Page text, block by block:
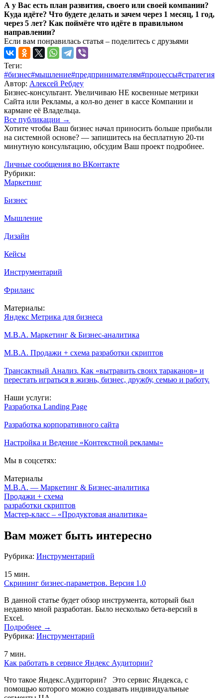
А у Вас есть план развития, своего или своей компании?
Куда идёте? Что будете делать и зачем через 1 месяц, 1 год,
через 5 лет? Как поймёте что идёте в правильном
направлении?
Если вам понравилась статья – поделитесь с друзьями
Теги:
#бизнес#мышление#предпринимателям#процессы#стратегия
Автор: Алексей Ребдеу
Бизнес-консультант. Увеличиваю НЕ косвенные метрики
Сайта или Рекламы, а кол-во денег в кассе Компании и
кармане её Владельца.
Все публикации →
Хотите чтобы Ваш бизнес начал приносить больше прибыли
на системной основе? — запишитесь на бесплатную 20-ти
минутную консультацию, обсудим Ваш проект подробнее.
Личные сообщения во ВКонтакте
Рубрики:
Маркетинг
Бизнес
Мышление
Дизайн
Кейсы
Инструментарий
Фриланс
Материалы:
Яндекс Метрика для бизнеса
M.B.A. Маркетинг & Бизнес-аналитика
M.B.A. Продажи + схема разработки скриптов
Трансактный Анализ. Как «вытравить своих тараканов» и
перестать играться в жизнь, бизнес, дружбу, семью и работу.
Наши услуги:
Разработка Landing Page
Разработка корпоративного сайта
Настройка и Ведение «Контекстной рекламы»
Мы в соцсетях:
Материалы
M.B.A. — Маркетинг & Бизнес-аналитика
Продажи + схема
разработки скриптов
Мастер-класс – «Продуктовая аналитика»
Вам может быть интересно
Рубрика: Инструментарий
15 мин.
Скрининг бизнес-параметров. Версия 1.0
В данной статье будет обзор инструмента, который был
недавно мной разработан. Было несколько бета-версий в
Excel.
Подробнее →
Рубрика: Инструментарий
7 мин.
Как работать в сервисе Яндекс Аудитории?
Что такое Яндекс.Аудитории? Это сервис Яндекса, с
помощью которого можно создавать индивидуальные